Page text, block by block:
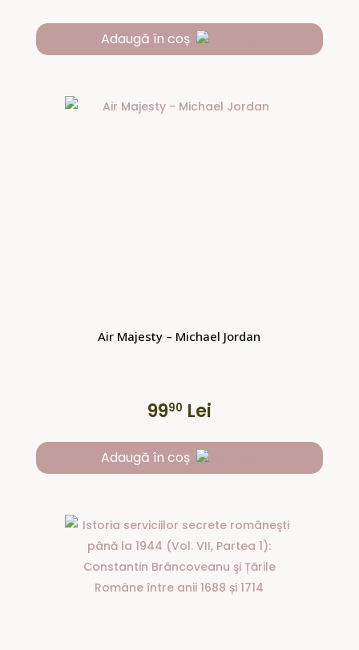
Adaugă în coș
Air Majesty – Michael Jordan
9990 Lei
Adaugă în coș